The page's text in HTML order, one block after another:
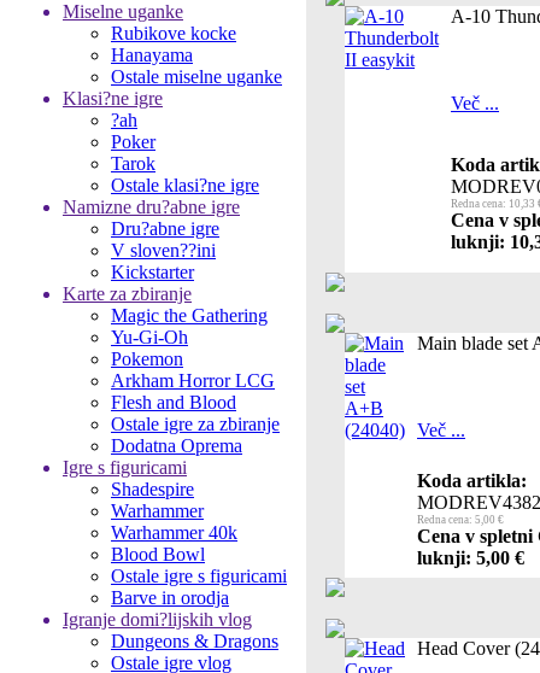
Miselne uganke
Rubikove kocke
Hanayama
Ostale miselne uganke
Klasi?ne igre
?ah
Poker
Tarok
Ostale klasi?ne igre
Namizne dru?abne igre
Dru?abne igre
V sloven??ini
Kickstarter
Karte za zbiranje
Magic the Gathering
Yu-Gi-Oh
Pokemon
Arkham Horror LCG
Flesh and Blood
Ostale igre za zbiranje
Dodatna Oprema
Igre s figuricami
Shadespire
Warhammer
Warhammer 40k
Blood Bowl
Ostale igre s figuricami
Barve in orodja
Igranje domi?lijskih vlog
Dungeons & Dragons
Ostale igre vlog
A-10
Več ...
Koda
Redna cena: 10,33
Cena v
luknji:
Main blade set
Več ...
Koda artikla:
Redna cena: 5,00 €
Cena v
luknji: 5,00 €
Head Cover